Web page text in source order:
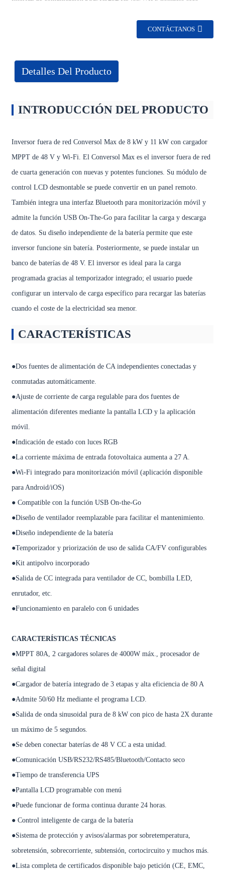
CONTÁCTANOS
Detalles Del Producto
INTRODUCCIÓN DEL PRODUCTO
Inversor fuera de red Conversol Max de 8 kW y 11 kW con cargador
MPPT de 48 V y Wi-Fi. El Conversol Max es el inversor fuera de red
de cuarta generación con nuevas y potentes funciones. Su módulo de
control LCD desmontable se puede convertir en un panel remoto.
También integra una interfaz Bluetooth para monitorización móvil y
admite la función USB On-The-Go para facilitar la carga y descarga
de datos. Su diseño independiente de la batería permite que este
inversor funcione sin batería. Posteriormente, se puede instalar un
banco de baterías de 48 V. El inversor es ideal para la carga
programada gracias al temporizador integrado; el usuario puede
configurar un intervalo de carga específico para recargar las baterías
cuando el coste de la electricidad sea menor.
CARACTERÍSTICAS
●Dos fuentes de alimentación de CA independientes conectadas y
conmutadas automáticamente.
●Ajuste de corriente de carga regulable para dos fuentes de
alimentación diferentes mediante la pantalla LCD y la aplicación
móvil.
●Indicación de estado con luces RGB
●La corriente máxima de entrada fotovoltaica aumenta a 27 A.
●Wi-Fi integrado para monitorización móvil (aplicación disponible
para Android/iOS)
● Compatible con la función USB On-the-Go
●Diseño de ventilador reemplazable para facilitar el mantenimiento.
●Diseño independiente de la batería
●Temporizador y priorización de uso de salida CA/FV configurables
●Kit antipolvo incorporado
●Salida de CC integrada para ventilador de CC, bombilla LED,
enrutador, etc.
●Funcionamiento en paralelo con 6 unidades
CARACTERÍSTICAS TÉCNICAS
●MPPT 80A, 2 cargadores solares de 4000W máx., procesador de
señal digital
●Cargador de batería integrado de 3 etapas y alta eficiencia de 80 A
●Admite 50/60 Hz mediante el programa LCD.
●Salida de onda sinusoidal pura de 8 kW con pico de hasta 2X durante
un máximo de 5 segundos.
●Se deben conectar baterías de 48 V CC a esta unidad.
●Comunicación USB/RS232/RS485/Bluetooth/Contacto seco
●Tiempo de transferencia UPS
●Pantalla LCD programable con menú
●Puede funcionar de forma continua durante 24 horas.
● Control inteligente de carga de la batería
●Sistema de protección y avisos/alarmas por sobretemperatura,
sobretensión, sobrecorriente, subtensión, cortocircuito y muchos más.
●Lista completa de certificados disponible bajo petición (CE, EMC,